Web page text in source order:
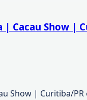
| Cacau Show |
Show | Curitiba/